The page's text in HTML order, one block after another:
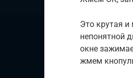
Это крутая
непонятной
окне
жмем